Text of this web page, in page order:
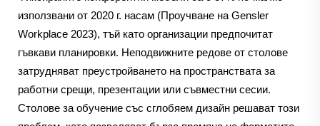
използвани от 2020 г. насам (Проучване на Gensler
Workplace 2023), тъй като организации предпочитат
гъвкави планировки. Неподвижните редове от столове
затрудняват преустройването на пространствата за
работни срещи, презентации или съвместни сесии.
Столове за обучение със сглобяем дизайн решават този